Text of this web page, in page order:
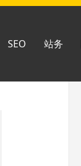
SEO 站务